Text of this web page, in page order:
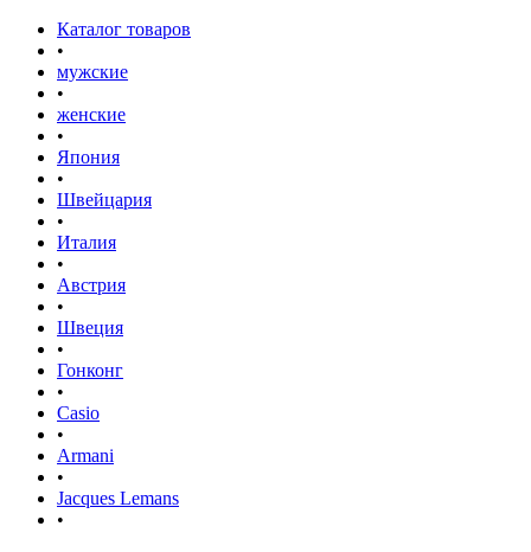
Каталог товаров
•
мужские
•
женские
•
Япония
•
Швейцария
•
Италия
•
Австрия
•
Швеция
•
Гонконг
•
Casio
•
Armani
•
Jacques Lemans
•